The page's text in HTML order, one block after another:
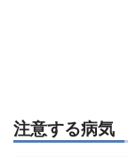
注意する病気